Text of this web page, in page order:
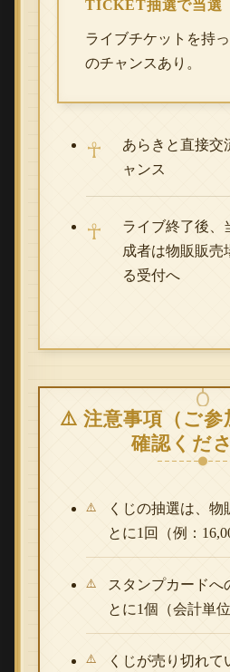
TICKET抽選で当選
ライブチケットを持
のチャンスあり。
あらきと直接交
ャンス
ライブ終了後、
成者は物販販売
る受付へ
⚠️ 注意事項（ご参
確認くだ
くじの抽選は、物
とに1回（例：
スタンプカードへ
とに1個（会計単
くじが売り切れて